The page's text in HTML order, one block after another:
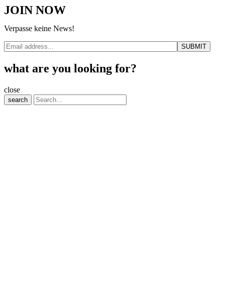
JOIN NOW
Verpasse keine News!
what are you looking for?
close
search